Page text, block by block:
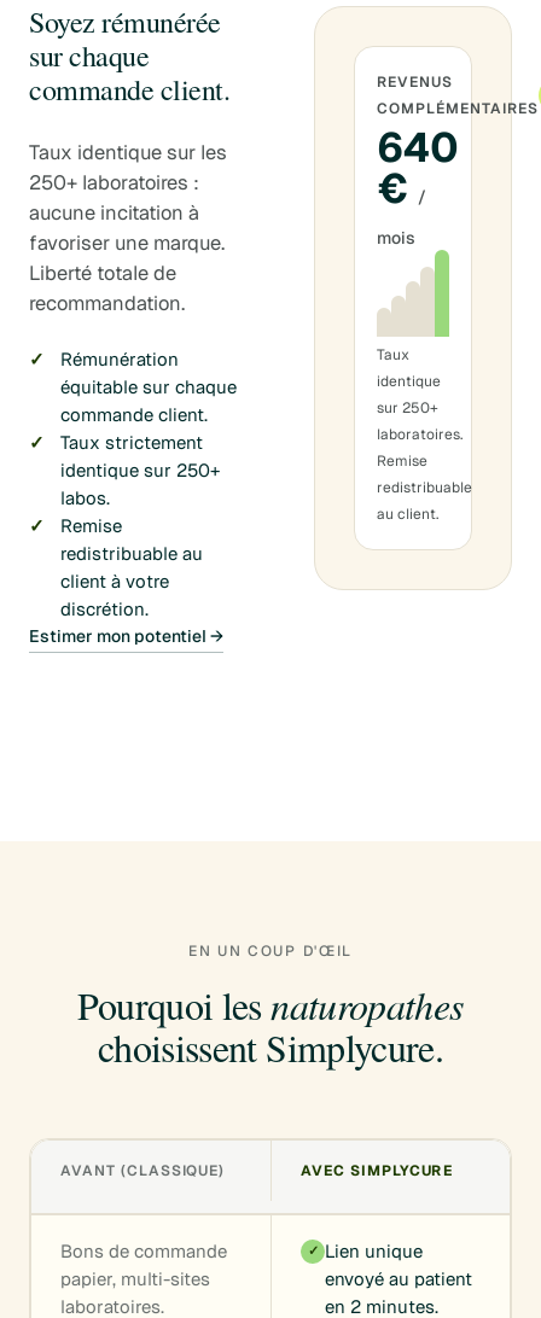
Soyez rémunérée
sur chaque
commande client.
Taux identique sur les
250+ laboratoires :
aucune incitation à
favoriser une marque.
Liberté totale de
recommandation.
Rémunération
équitable sur chaque
commande client.
Taux strictement
identique sur 250+
labos.
Remise
redistribuable au
client à votre
discrétion.
Estimer mon potentiel →
REVENUS
COMPLÉMENTAIRES
640
€ /
mois
Taux
identique
sur 250+
laboratoires.
Remise
redistribuable
au client.
EN UN COUP D'ŒIL
Pourquoi lesnaturopathes
choisissent Simplycure.
AVANT (CLASSIQUE) AVEC SIMPLYCURE
Bons de commande
papier, multi-sites
laboratoires.
✓ Lien unique
envoyé au patient
en 2 minutes.